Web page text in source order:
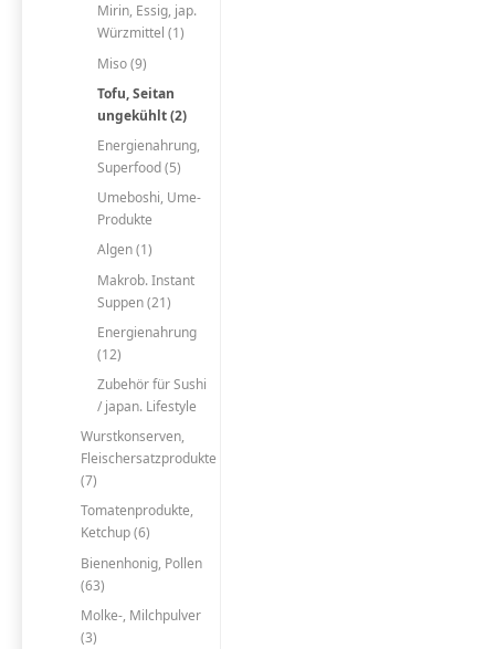
Mirin, Essig, jap.
Würzmittel (1)
Miso (9)
Tofu, Seitan
ungekühlt (2)
Energienahrung,
Superfood (5)
Umeboshi, Ume-
Produkte
Algen (1)
Makrob. Instant
Suppen (21)
Energienahrung
(12)
Zubehör für Sushi
/ japan. Lifestyle
Wurstkonserven,
Fleischersatzprodukte
(7)
Tomatenprodukte,
Ketchup (6)
Bienenhonig, Pollen
(63)
Molke-, Milchpulver
(3)